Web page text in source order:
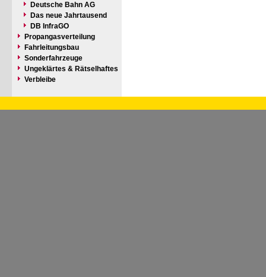
Deutsche Bahn AG
Das neue Jahrtausend
DB InfraGO
Propangasverteilung
Fahrleitungsbau
Sonderfahrzeuge
Ungeklärtes & Rätselhaftes
Verbleibe